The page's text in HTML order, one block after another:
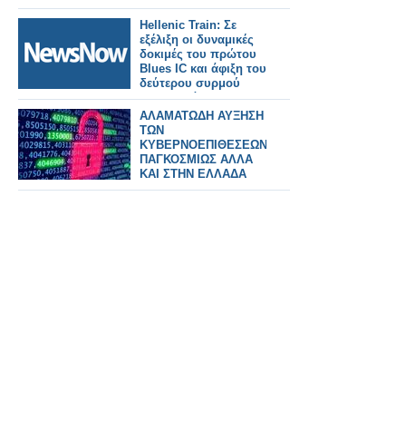
Hellenic Train: Σε
εξέλιξη οι δυναμικές
δοκιμές του πρώτου
Blues IC και άφιξη του
δεύτερου συρμού
στην Ελλάδα.
ΑΛΑΜΑΤΩΔΗ ΑΥΞΗΣΗ
ΤΩΝ
ΚΥΒΕΡΝΟΕΠΙΘΕΣΕΩΝ
ΠΑΓΚΟΣΜΙΩΣ ΑΛΛΑ
ΚΑΙ ΣΤΗΝ ΕΛΛΑΔΑ